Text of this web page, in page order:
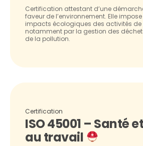
Certification attestant d’une
faveur de l’environnement. Elle
impacts écologiques des activités de
notamment par la gestion des
de la pollution.
Certification
ISO 45001 – Santé
au travail